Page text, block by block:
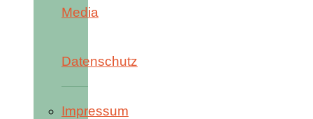
Media
Datenschutz
Impressum